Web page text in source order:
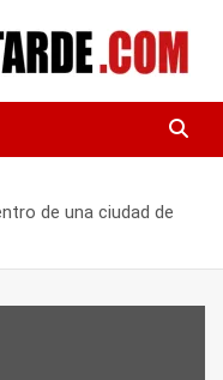
de una ciudad de